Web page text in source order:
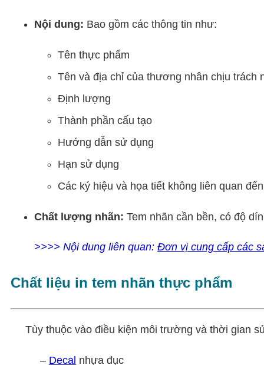
Nội dung: Bao gồm các thông tin như:
Tên thực phẩm
Tên và địa chỉ của thương nhân chịu trách
Định lượng
Thành phần cấu tạo
Hướng dẫn sử dụng
Hạn sử dụng
Các ký hiệu và họa tiết không liên quan
Chất lượng nhãn: Tem nhãn cần bền, có độ
>>>> Nội dung liên quan: Đơn vị cung cấp các
Chất liệu in tem nhãn thực phẩm
Tùy thuộc vào điều kiện môi trường và thời gian
– Decal nhựa đục